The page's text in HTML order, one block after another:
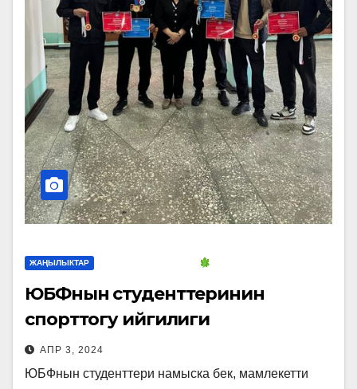
ЖАҢЫЛЫКТАР
ЮБФнын студенттеринин
спорттогу ийгилиги
АПР 3, 2024
ЮБФнын студенттери намыска бек, мамлекетти